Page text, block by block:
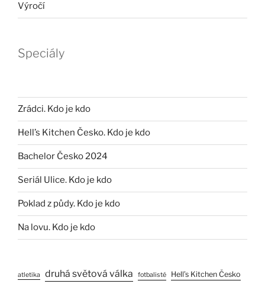
Výročí
Speciály
Zrádci. Kdo je kdo
Hell’s Kitchen Česko. Kdo je kdo
Bachelor Česko 2024
Seriál Ulice. Kdo je kdo
Poklad z půdy. Kdo je kdo
Na lovu. Kdo je kdo
atletika druhá světová válka fotbalisté Hell’s Kitchen Česko